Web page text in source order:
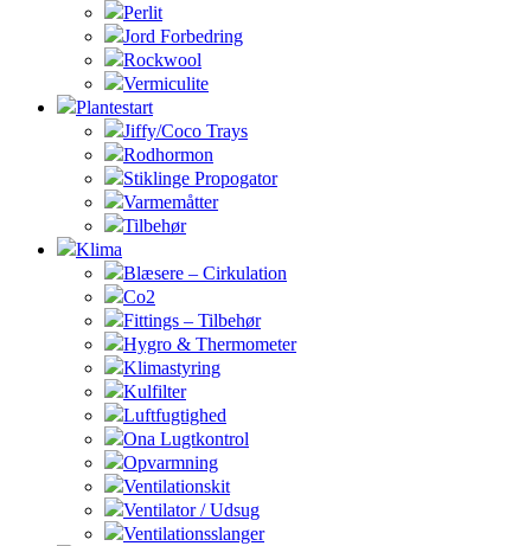
Perlit
Jord Forbedring
Rockwool
Vermiculite
Plantestart
Jiffy/Coco Trays
Rodhormon
Stiklinge Propogator
Varmemåtter
Tilbehør
Klima
Blæsere – Cirkulation
Co2
Fittings – Tilbehør
Hygro & Thermometer
Klimastyring
Kulfilter
Luftfugtighed
Ona Lugtkontrol
Opvarmning
Ventilationskit
Ventilator / Udsug
Ventilationsslanger